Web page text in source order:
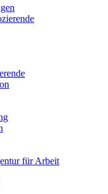
für Arbeit